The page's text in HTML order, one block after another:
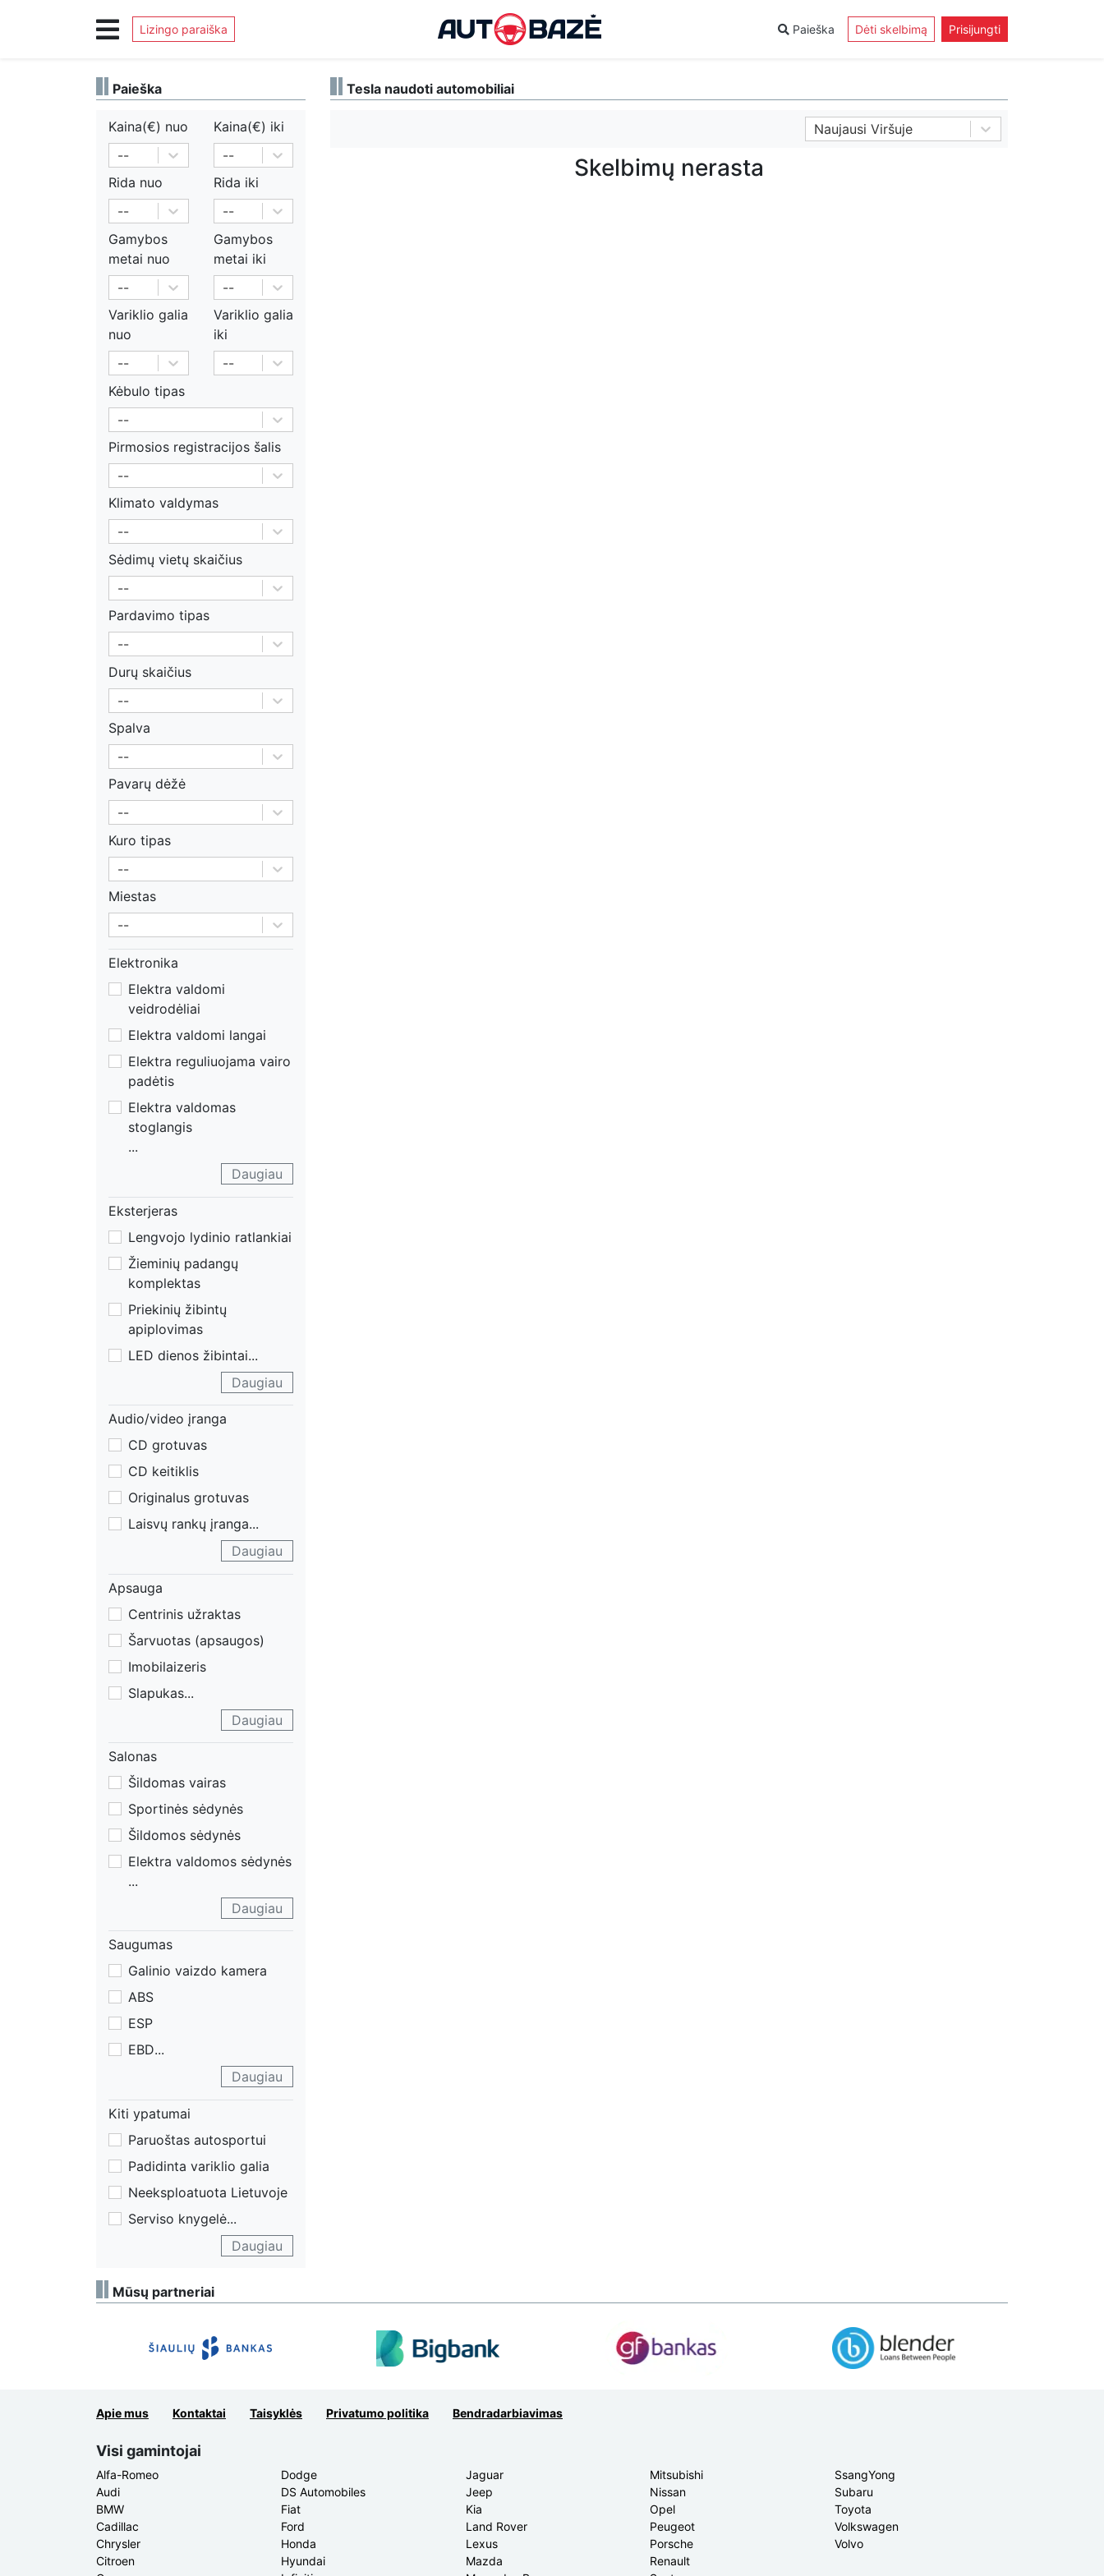
Lizingo paraiška Paieška Dėti skelbimą Prisijungti
Paieška
Kaina(€) nuo
--
Kaina(€) iki
--
Rida nuo
--
Rida iki
--
Gamybos
metai nuo
--
Gamybos
metai iki
--
Variklio galia
nuo
--
Variklio galia
iki
--
Kėbulo tipas
--
Pirmosios registracijos šalis
--
Klimato valdymas
--
Sėdimų vietų skaičius
--
Pardavimo tipas
--
Durų skaičius
--
Spalva
--
Pavarų dėžė
--
Kuro tipas
--
Miestas
--
Elektronika
Elektra valdomi
veidrodėliai
Elektra valdomi langai
Elektra reguliuojama vairo
padėtis
Elektra valdomas
stoglangis
...
Daugiau
Eksterjeras
Lengvojo lydinio ratlankiai
Žieminių padangų
komplektas
Priekinių žibintų
apiplovimas
LED dienos žibintai...
Daugiau
Audio/video įranga
CD grotuvas
CD keitiklis
Originalus grotuvas
Laisvų rankų įranga...
Daugiau
Apsauga
Centrinis užraktas
Šarvuotas (apsaugos)
Imobilaizeris
Slapukas...
Daugiau
Salonas
Šildomas vairas
Sportinės sėdynės
Šildomos sėdynės
Elektra valdomos sėdynės
...
Daugiau
Saugumas
Galinio vaizdo kamera
ABS
ESP
EBD...
Daugiau
Kiti ypatumai
Paruoštas autosportui
Padidinta variklio galia
Neeksploatuota Lietuvoje
Serviso knygelė...
Daugiau
Tesla naudoti automobiliai
Naujausi Viršuje
Skelbimų nerasta
Mūsų partneriai
Apie mus Kontaktai Taisyklės Privatumo politika Bendradarbiavimas
Visi gamintojai
Alfa-Romeo
Audi
BMW
Cadillac
Chrysler
Citroen
Dodge
DS Automobiles
Fiat
Ford
Honda
Hyundai
Jaguar
Jeep
Kia
Land Rover
Lexus
Mazda
Mitsubishi
Nissan
Opel
Peugeot
Porsche
Renault
SsangYong
Subaru
Toyota
Volkswagen
Volvo